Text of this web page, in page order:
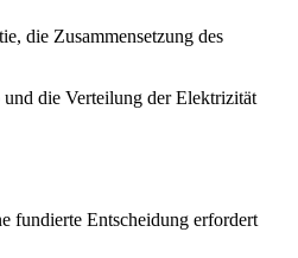
die Zusammensetzung des
die Verteilung der Elektrizität
fundierte Entscheidung erfordert